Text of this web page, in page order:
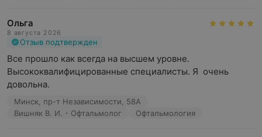
Ольга
8 августа 2026
Отзыв подтвержден
Все прошло как всегда на высшем уровне.
Высококвалифицированные специалисты. Я  очень
довольна.
Минск, пр-т Независимости, 58А
Вишняк В. И. - Офтальмолог
Офтальмология